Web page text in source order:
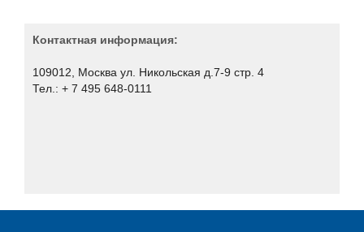
Цифровые решения
Юстас
Контактная информация:
109012, Москва ул. Никольская д.7-9 стр. 4
Тел.: + 7 495 648-0111